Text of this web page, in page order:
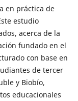
en práctica de
estudio
acerca de la
fundado en el
con base en
de tercer
y Biobío,
educacionales